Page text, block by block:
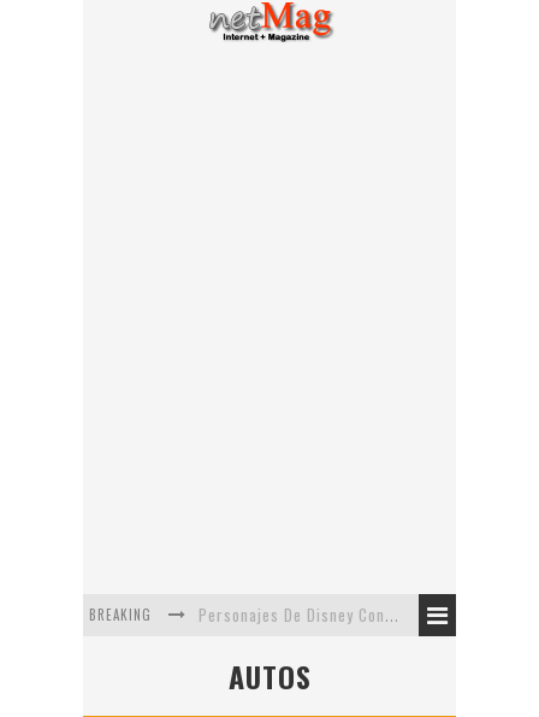
BREAKING Personajes De Disney Con Vestuarios Contemporáneos
AUTOS